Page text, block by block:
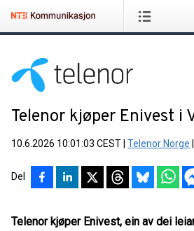
Telenor kjøper Enivest i
10.6.2026 10:01:03 CEST Telenor Norge
Del
Telenor kjøper Enivest, ein av dei